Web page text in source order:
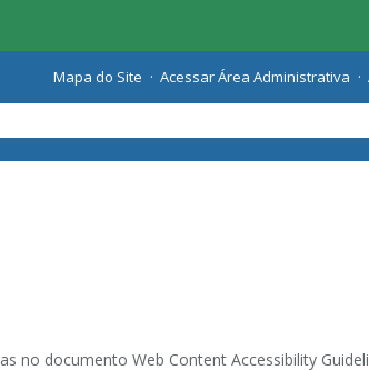
Mapa do Site Acessar Área Administrativa
no documento Web Content Accessibility